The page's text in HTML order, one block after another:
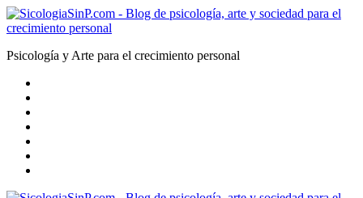
Psicología y Arte para el crecimiento personal